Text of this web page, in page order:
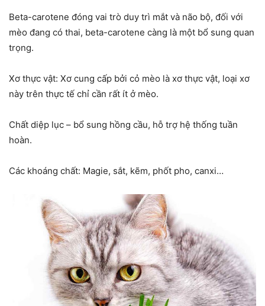
Beta-carotene đóng vai trò duy trì mắt và não bộ, đối với
mèo đang có thai, beta-carotene càng là một bổ sung quan
trọng.
Xơ thực vật: Xơ cung cấp bởi cỏ mèo là xơ thực vật, loại xơ
này trên thực tế chỉ cần rất ít ở mèo.
Chất diệp lục – bổ sung hồng cầu, hỗ trợ hệ thống tuần
hoàn.
Các khoáng chất: Magie, sắt, kẽm, phốt pho, canxi…